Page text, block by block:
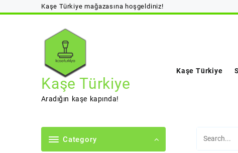
to
Kaşe Türkiye mağazasına hoşgeldiniz!
Kaşe Türkiye
Aradığın kaşe kapında!
Kaşe Türkiye
Category